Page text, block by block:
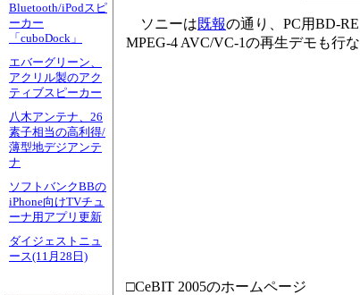
Bluetooth/iPodスピ
ーカー
「cuboDock」
エバーグリーン、
アクリル製のアク
ティブスピーカー
八木アンテナ、26
素子相当の高利得/
薄型地デジアンテ
ナ
ソフトバンクBBの
iPhone向けTVチュ
ーナ用アプリ更新
ダイジェストニュ
ース(11月28日)
ソニーは既報の通り、PC用BD-
MPEG-4 AVC/VC-1の再生デモも行な
□CeBIT 2005のホームページ